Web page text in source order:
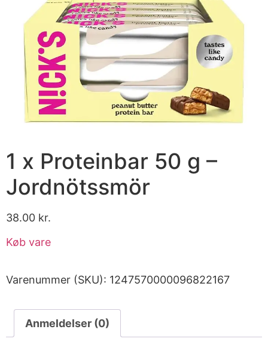
1 x Proteinbar 50 g –
Jordnötssmör
38.00 kr.
Køb vare
Varenummer (SKU): 1247570000096822167
Anmeldelser (0)